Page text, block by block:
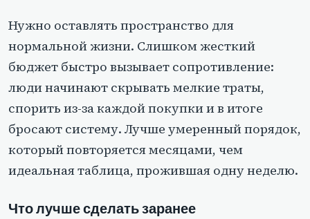
Нужно оставлять пространство для
нормальной жизни. Слишком жесткий
бюджет быстро вызывает сопротивление:
люди начинают скрывать мелкие траты,
спорить из-за каждой покупки и в итоге
бросают систему. Лучше умеренный порядок,
который повторяется месяцами, чем
идеальная таблица, прожившая одну неделю.
Что лучше сделать заранее